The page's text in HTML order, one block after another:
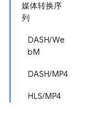
媒体转换序
列
DASH/We
bM
DASH/MP4
HLS/MP4